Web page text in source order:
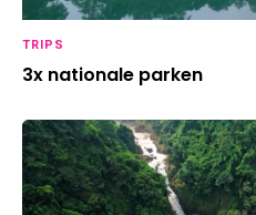
TRIPS
3x nationale parken